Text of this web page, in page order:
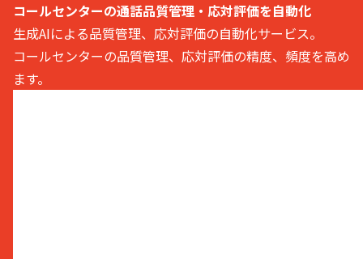
コールセンターの通話品質管理・応対評価を自動化
生成AIによる品質管理、応対評価の自動化サービス。
コールセンターの品質管理、応対評価の精度、頻度を高め
ます。